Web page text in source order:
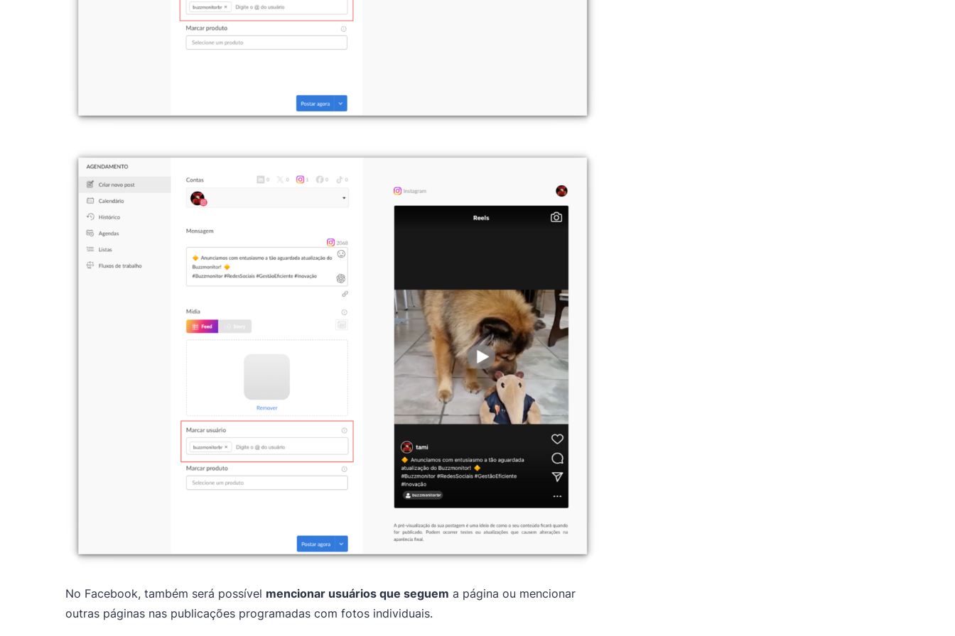
No Facebook, também será possível mencionar usuários que seguem a página ou mencionar
outras páginas nas publicações programadas com fotos individuais.